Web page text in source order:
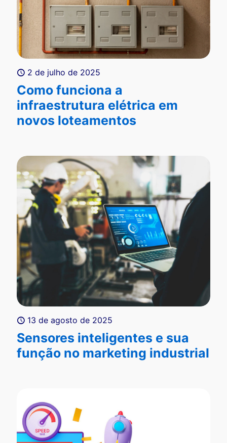
2 de julho de 2025
Como funciona a
infraestrutura elétrica em
novos loteamentos
13 de agosto de 2025
Sensores inteligentes e sua
função no marketing industrial